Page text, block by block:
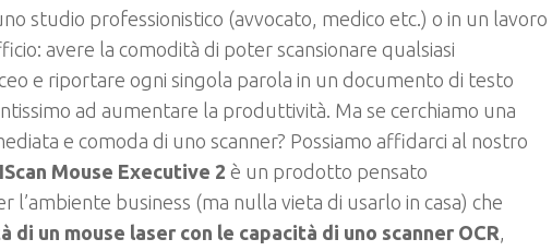
studio professionistico (avvocato, medico etc.) o in un lavoro
avere la comodità di poter scansionare qualsiasi
e riportare ogni singola parola in un documento di testo
ad aumentare la produttività. Ma se cerchiamo una
e comoda di uno scanner? Possiamo affidarci al nostro
Mouse Executive 2 è un prodotto pensato
l’ambiente business (ma nulla vieta di usarlo in casa) che
di un mouse laser con le capacità di uno scanner OCR,